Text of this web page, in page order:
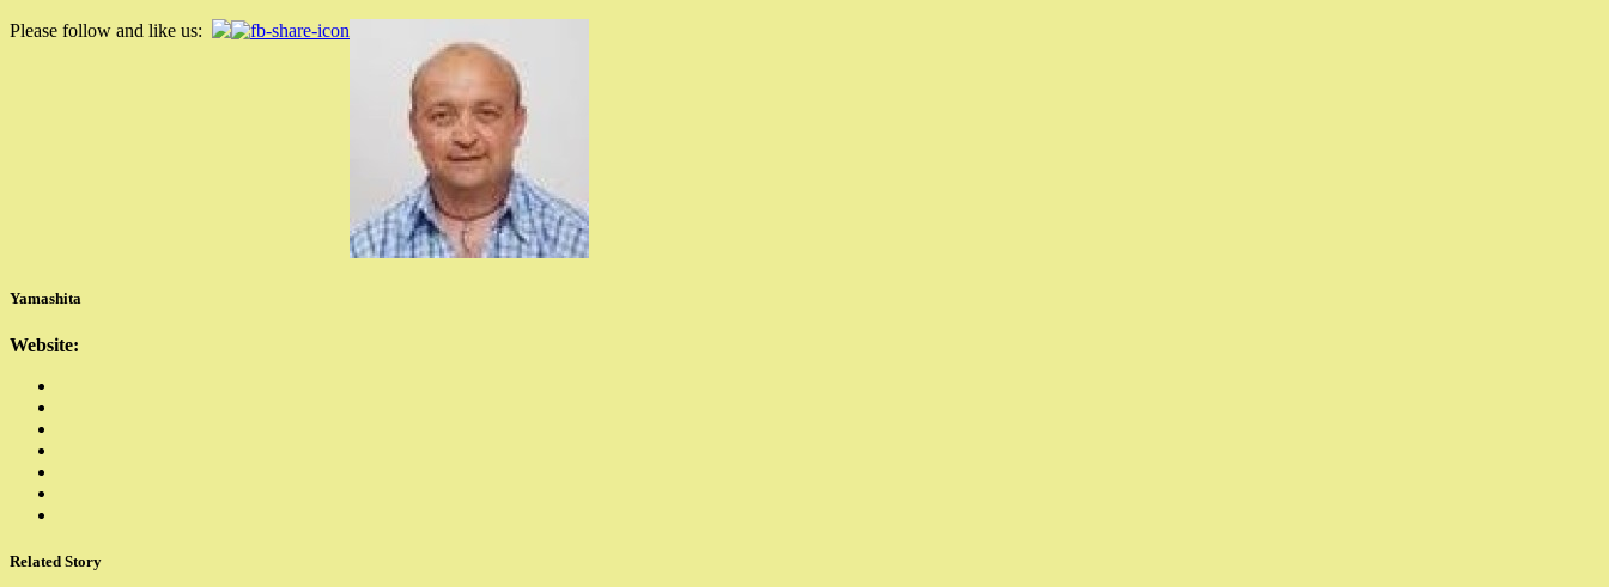
Please follow and like us:
Yamashita
Website:
Related Story